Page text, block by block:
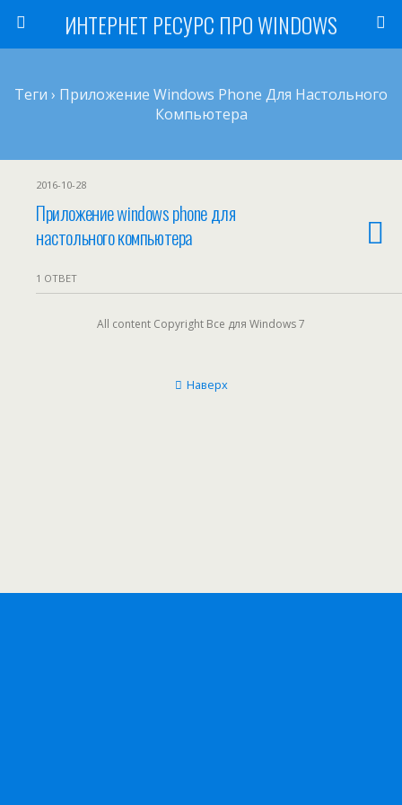
ИНТЕРНЕТ РЕСУРС ПРО WINDOWS
Теги › Приложение Windows Phone Для Настольного
Компьютера
2016-10-28
Приложение windows phone для
настольного компьютера
1 ОТВЕТ
All content Copyright Все для Windows 7
Наверх